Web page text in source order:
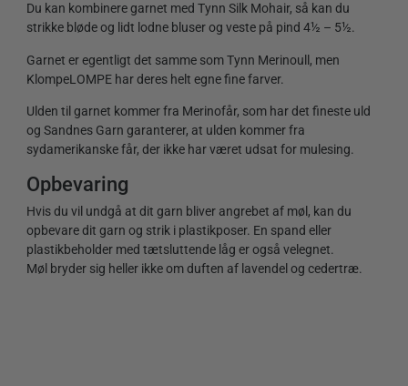
Du kan kombinere garnet med Tynn Silk Mohair, så kan du
strikke bløde og lidt lodne bluser og veste på pind 4½ – 5½.
Garnet er egentligt det samme som Tynn Merinoull, men
KlompeLOMPE har deres helt egne fine farver.
Ulden til garnet kommer fra Merinofår, som har det fineste uld
og Sandnes Garn garanterer, at ulden kommer fra
sydamerikanske får, der ikke har været udsat for mulesing.
Opbevaring
Hvis du vil undgå at dit garn bliver angrebet af møl, kan du
opbevare dit garn og strik i plastikposer. En spand eller
plastikbeholder med tætsluttende låg er også velegnet.
Møl bryder sig heller ikke om duften af lavendel og cedertræ.